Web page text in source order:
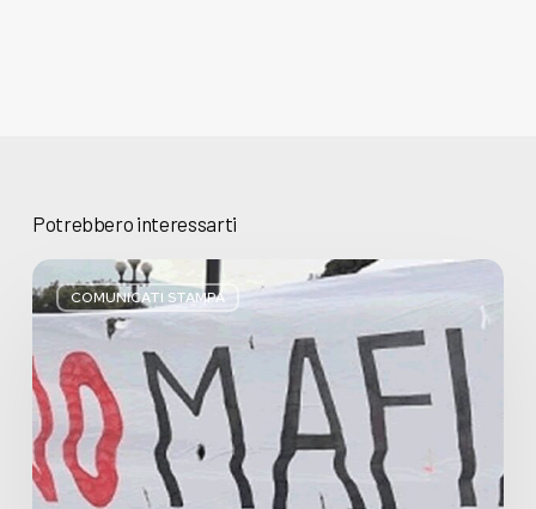
Potrebbero interessarti
COMUNICATI STAMPA
Basta
bugie,
Regione
Lombardia
pratica
l’antimafia
solo
a
parole